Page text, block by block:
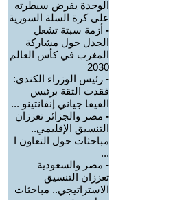
الوحدة يفرض سيطرته
على كرة السلة السورية
- أزمة سبتة تشعل
الجدل حول مشاركة
المغرب في كأس العالم
2030
- رئيس الوزراء الكندي:
فقدت الثقة برئيس
الفيفا جياني إنفانتينو ...
- مصر والجزائر تعززان
التنسيق الإقليمي..
مباحثات حول التعاون ا
...
- مصر والسعودية
تعززان التنسيق
الاستراتيجي.. مباحثات